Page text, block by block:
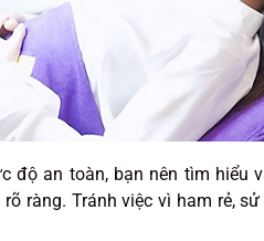
độ an toàn, bạn nên tìm hiểu
ràng. Tránh việc vì ham rẻ,